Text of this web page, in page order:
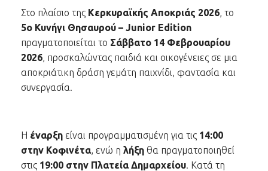
Στο πλαίσιο της Κερκυραϊκής Αποκριάς 2026, το
5ο Κυνήγι Θησαυρού – Junior Edition
πραγματοποιείται το Σάββατο 14 Φεβρουαρίου
2026, προσκαλώντας παιδιά και οικογένειες σε μια
αποκριάτικη δράση γεμάτη παιχνίδι, φαντασία και
συνεργασία.
Η έναρξη είναι προγραμματισμένη για τις 14:00
στην Κοφινέτα, ενώ η λήξη θα πραγματοποιηθεί
στις 19:00 στην Πλατεία Δημαρχείου. Κατά τη